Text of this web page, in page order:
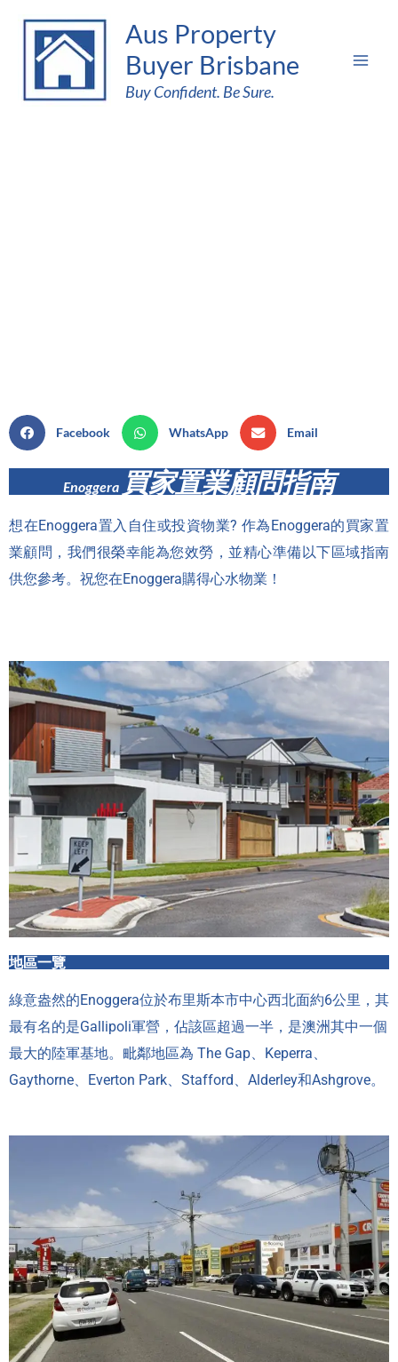
content
Aus Property
Buyer Brisbane
Buy Confident. Be Sure.
Facebook WhatsApp Email
Enoggera 買家置業顧問指南
想在Enoggera置入自住或投資物業? 作為Enoggera的買家置
業顧問，我們很榮幸能為您效勞，並精心準備以下區域指南
供您參考。祝您在Enoggera購得心水物業！
地區一覽
綠意盎然的Enoggera位於布里斯本市中心西北面約6公里，其
最有名的是Gallipoli軍營，佔該區超過一半，是澳洲其中一個
最大的陸軍基地。毗鄰地區為 The Gap、Keperra、
Gaythorne、Everton Park、Stafford、Alderley和Ashgrove。